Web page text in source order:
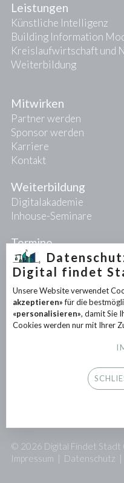
Leistungen
Künstliche Intelligenz
Building Information
Kreislaufwirtschaft und
Weiterbildung
Mitwirken
Partner werden
Sponsor werden
Karriere
Kontakt
Weiterbildung
Digitalakademie
Inhouse-Seminare
Termine
Projekte
PIONEER-Projekte
Forschungsprojekte
Partnerprojekte
© 2026 Digital Findet Stadt
Impressum | Datenschutz |
Digital findet
Unsere Website verwendet
akzeptieren»für die
«personalisieren», damit Sie
Cookies werden nur mit Ihrer